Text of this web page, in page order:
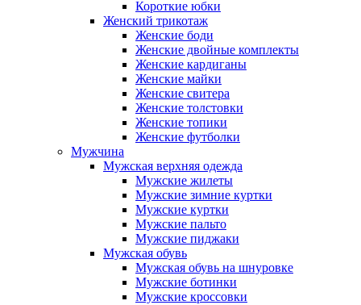
Короткие юбки
Женский трикотаж
Женские боди
Женские двойные комплекты
Женские кардиганы
Женские майки
Женские свитера
Женские толстовки
Женские топики
Женские футболки
Мужчина
Мужская верхняя одежда
Мужские жилеты
Мужские зимние куртки
Мужские куртки
Мужские пальто
Мужские пиджаки
Мужская обувь
Мужская обувь на шнуровке
Мужские ботинки
Мужские кроссовки